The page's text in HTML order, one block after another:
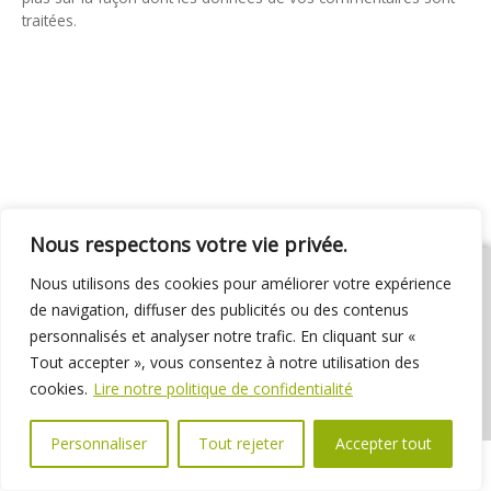
Nous respectons votre vie privée.
Nous utilisons des cookies pour améliorer votre expérience
de navigation, diffuser des publicités ou des contenus
personnalisés et analyser notre trafic. En cliquant sur «
Tout accepter », vous consentez à notre utilisation des
cookies. Lire notre politique de confidentialité
Personnaliser Tout rejeter Accepter tout
traitées.
01 69 31 72 10 01 69 31 37 31
Nous contacter
Espace élus
Marchés publics Délibérations